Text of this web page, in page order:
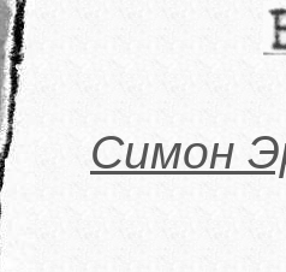
Симон